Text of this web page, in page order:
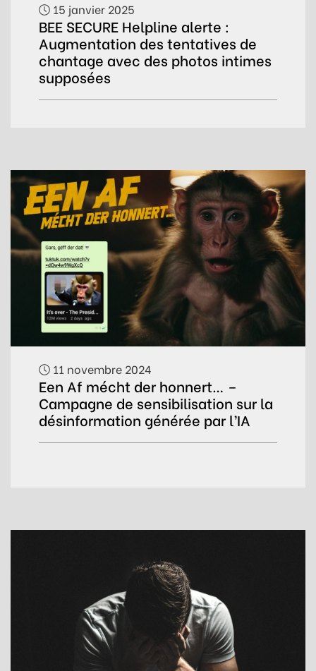
15 janvier 2025
BEE SECURE Helpline alerte :
Augmentation des tentatives de
chantage avec des photos intimes
supposées
11 novembre 2024
Een Af mécht der honnert… –
Campagne de sensibilisation sur la
désinformation générée par l’IA